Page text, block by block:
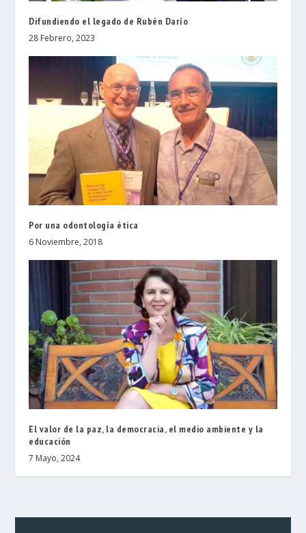
Difundiendo el legado de Rubén Darío
28 Febrero, 2023
Por una odontología ética
6 Noviembre, 2018
El valor de la paz, la democracia, el medio ambiente y la
educación
7 Mayo, 2024